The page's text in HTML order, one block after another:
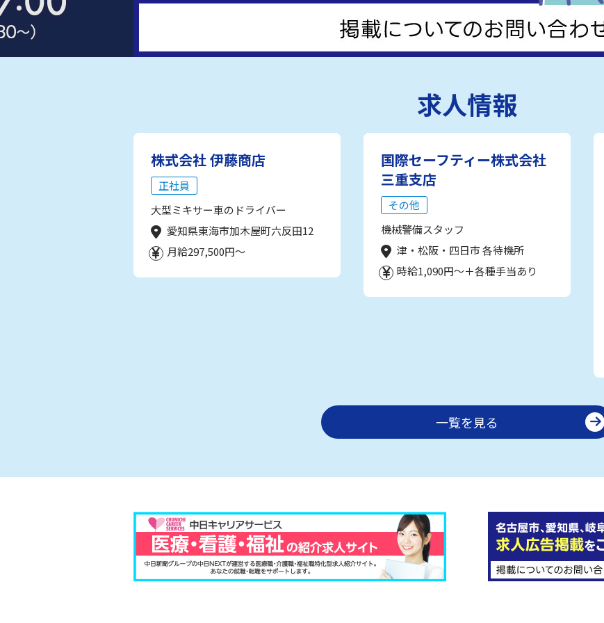
求人情報
株式会社 伊藤商店
正社員
大型ミキサー車のドライバー
愛知県東海市加木屋町六反田12
月給297,500円～
国際セーフティー株式会社
三重支店
その他
機械警備スタッフ
津・松阪・四日市 各待機所
時給1,090円～＋各種手当あり
一覧を見る